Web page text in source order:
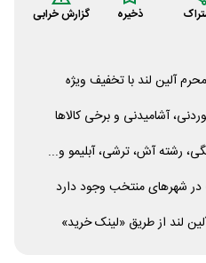
ذخیره گزارش خرابی
آلین لند با تخفیف ویژه
آشامیدنی و برخی کالاها
رشته آش، ترشی، آبلیمو و...
در شهرهای منتخب وجود دارد
لند از طریق «لینک خرید»